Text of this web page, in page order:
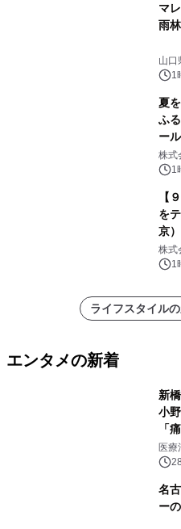
マ
雨
山口
1
夏
ふ
ー
株式
1
【
を
京
フ
地
株式
1
ライフスタイル
エンタメの新着
新
小
「
療
医
名
ー